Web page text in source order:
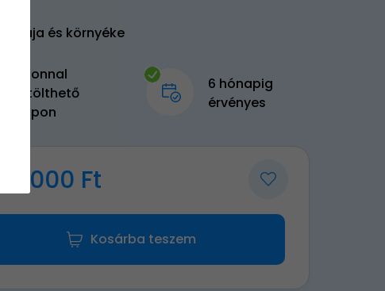
Baja és környéke
Azonnal
letölthető
kupon
6 hónapig
érvényes
000 Ft
Kosárba teszem